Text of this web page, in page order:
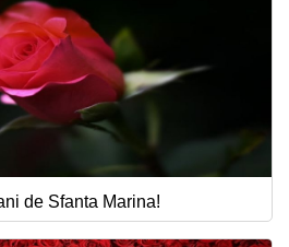
de Sfanta Marina!